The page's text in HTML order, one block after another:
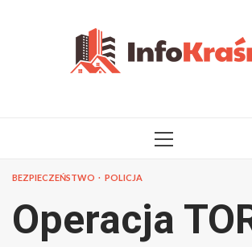
PRIMARY
BEZPIECZEŃSTWO POLICJA
Operacja